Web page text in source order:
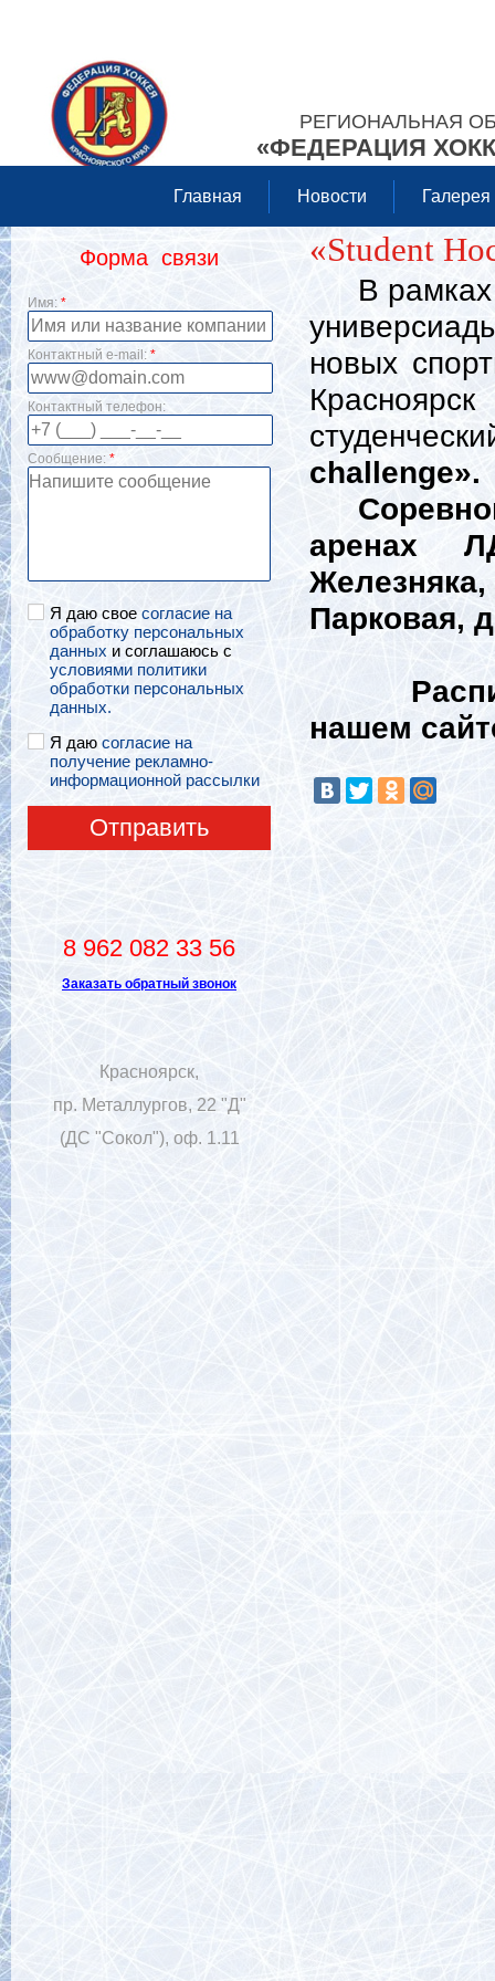
РЕГИОНАЛЬНАЯ
«ФЕДЕРАЦИЯ
Главная Новости Галерея
Форма связи
Имя: *
Контактный e-mail: *
Контактный телефон:
Сообщение: *
Я даю свое согласие на
обработку персональных
данных и соглашаюсь с
условиями политики
обработки персональных
данных.
Я даю согласие на
получение рекламно-
информационной рассылки
Отправить
8 962 082 33 56
Заказать обратный звонок
Красноярск,
пр. Металлургов, 22 "Д"
(ДС "Сокол"), оф. 1.11
«Student
В рамках
новых
challenge».
аренах
Парковая,
нашем